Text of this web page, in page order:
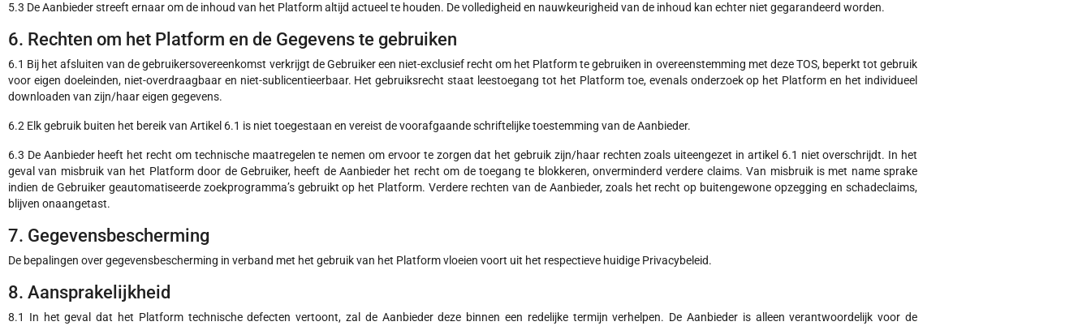
5.3 De Aanbieder streeft ernaar om de inhoud van het Platform altijd actueel te houden. De volledigheid en nauwkeurigheid van de inhoud kan echter niet gegarandeerd worden.
6. Rechten om het Platform en de Gegevens te gebruiken
6.1 Bij het afsluiten van de gebruikersovereenkomst verkrijgt de Gebruiker een niet-exclusief recht om het Platform te gebruiken in overeenstemming met deze TOS, beperkt tot gebruik
voor eigen doeleinden, niet-overdraagbaar en niet-sublicentieerbaar. Het gebruiksrecht staat leestoegang tot het Platform toe, evenals onderzoek op het Platform en het individueel
downloaden van zijn/haar eigen gegevens.
6.2 Elk gebruik buiten het bereik van Artikel 6.1 is niet toegestaan en vereist de voorafgaande schriftelijke toestemming van de Aanbieder.
6.3 De Aanbieder heeft het recht om technische maatregelen te nemen om ervoor te zorgen dat het gebruik zijn/haar rechten zoals uiteengezet in artikel 6.1 niet overschrijdt. In het
geval van misbruik van het Platform door de Gebruiker, heeft de Aanbieder het recht om de toegang te blokkeren, onverminderd verdere claims. Van misbruik is met name sprake
indien de Gebruiker geautomatiseerde zoekprogramma’s gebruikt op het Platform. Verdere rechten van de Aanbieder, zoals het recht op buitengewone opzegging en schadeclaims,
blijven onaangetast.
7. Gegevensbescherming
De bepalingen over gegevensbescherming in verband met het gebruik van het Platform vloeien voort uit het respectieve huidige Privacybeleid.
8. Aansprakelijkheid
8.1 In het geval dat het Platform technische defecten vertoont, zal de Aanbieder deze binnen een redelijke termijn verhelpen. De Aanbieder is alleen verantwoordelijk voor de